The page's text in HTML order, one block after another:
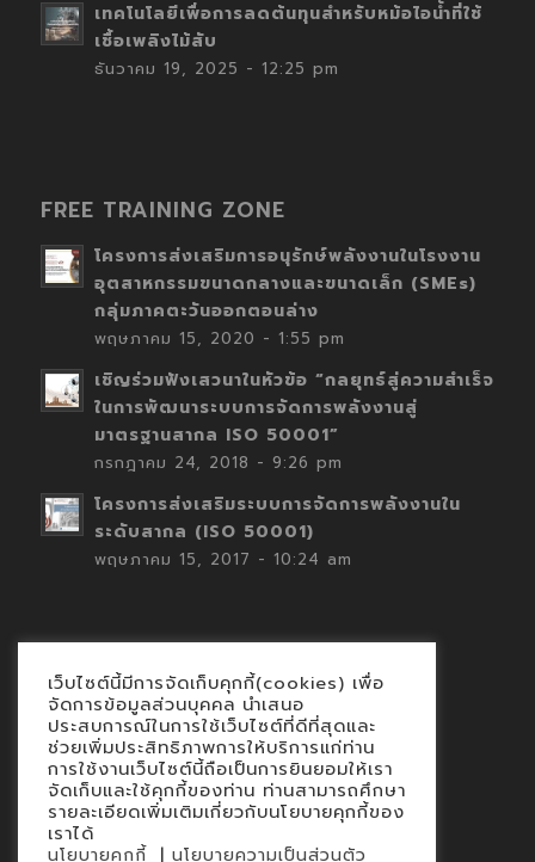
เทคโนโลยีเพื่อการลดต้นทุนสำหรับหม้อไอน้ำที่ใช้
เชื้อเพลิงไม้สับ
ธันวาคม 19, 2025 - 12:25 pm
FREE TRAINING ZONE
โครงการส่งเสริมการอนุรักษ์พลังงานในโรงงาน
อุตสาหกรรมขนาดกลางและขนาดเล็ก (SMEs)
กลุ่มภาคตะวันออกตอนล่าง
พฤษภาคม 15, 2020 - 1:55 pm
เชิญร่วมฟังเสวนาในหัวข้อ “กลยุทธ์สู่ความสำเร็จ
ในการพัฒนาระบบการจัดการพลังงานสู่
มาตรฐานสากล ISO 50001”
กรกฎาคม 24, 2018 - 9:26 pm
โครงการส่งเสริมระบบการจัดการพลังงานใน
ระดับสากล (ISO 50001)
พฤษภาคม 15, 2017 - 10:24 am
Contact
นโยบายคุกกี้
นโยบายข้อมูลส่วนบุคคล
เว็บไซต์นี้มีการจัดเก็บคุกกี้(cookies) เพื่อ
จัดการข้อมูลส่วนบุคคล นำเสนอ
ประสบการณ์ในการใช้เว็บไซต์ที่ดีที่สุดและ
ช่วยเพิ่มประสิทธิภาพการให้บริการแก่ท่าน
การใช้งานเว็บไซต์นี้ถือเป็นการยินยอมให้เรา
จัดเก็บและใช้คุกกี้ของท่าน ท่านสามารถศึกษา
รายละเอียดเพิ่มเติมเกี่ยวกับนโยบายคุกกี้ของ
เราได้
นโยบายคุกกี้ | นโยบายความเป็นส่วนตัว